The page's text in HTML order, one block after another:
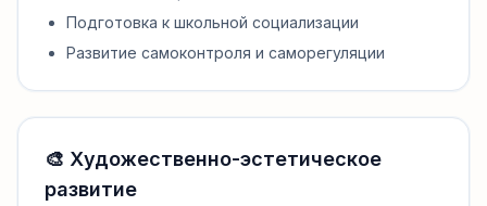
Подготовка к школьной социализации
Развитие самоконтроля и саморегуляции
🎨 Художественно-эстетическое
развитие